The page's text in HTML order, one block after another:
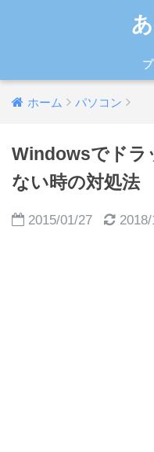
ホーム パソコン
Windowsでドラ
ない時の対処法
2015/01/27